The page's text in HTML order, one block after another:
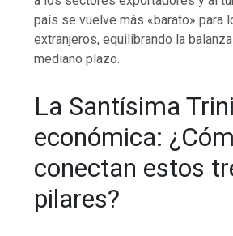
país se vuelve más «barato» para
extranjeros, equilibrando la
mediano plazo.
La Santísima
económica:
conectan estos
pilares?